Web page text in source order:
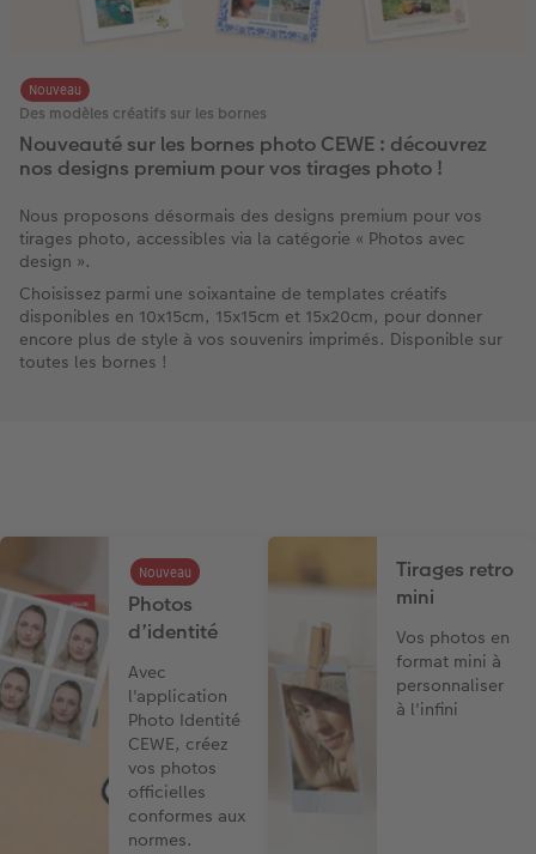
Nouveau
Des modèles créatifs sur les bornes
Nouveauté sur les bornes photo CEWE : découvrez
nos designs premium pour vos tirages photo !
Nous proposons désormais des designs premium pour vos
tirages photo, accessibles via la catégorie « Photos avec
design ».
Choisissez parmi une soixantaine de templates créatifs
disponibles en 10x15cm, 15x15cm et 15x20cm, pour donner
encore plus de style à vos souvenirs imprimés. Disponible sur
toutes les bornes !
Photos
d’identité
Avec
l'application
Photo Identité
CEWE, créez
vos photos
officielles
conformes aux
normes.
Nouveau
Tirages retro
mini
Vos photos en
format mini à
personnaliser
à l'infini